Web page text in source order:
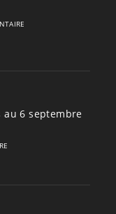
au 6 septembre